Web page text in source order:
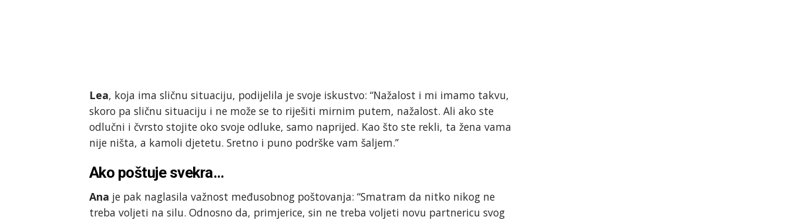
Lea, koja ima sličnu situaciju, podijelila je svoje iskustvo: “Nažalost i mi imamo takvu,
skoro pa sličnu situaciju i ne može se to riješiti mirnim putem, nažalost. Ali ako ste
odlučni i čvrsto stojite oko svoje odluke, samo naprijed. Kao što ste rekli, ta žena vama
nije ništa, a kamoli djetetu. Sretno i puno podrške vam šaljem.”
Ako poštuje svekra…
Ana je pak naglasila važnost međusobnog poštovanja: “Smatram da nitko nikog ne
treba voljeti na silu. Odnosno da, primjerice, sin ne treba voljeti novu partnericu svog